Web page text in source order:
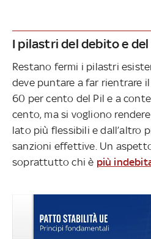
I pilastri del debito e
Restano fermi i pilastri
deve puntare a far rientrare
60 per cento del Pil e a
cento, ma si vogliono
lato più flessibili e dall’altro
sanzioni effettive. Un
soprattutto chi è più